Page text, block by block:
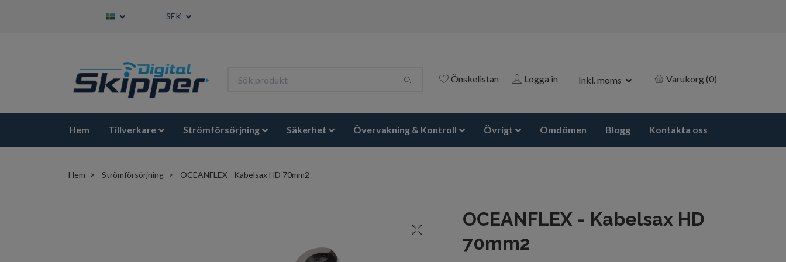
SEK
Önskelistan Logga in Inkl. moms Varukorg(0)
Hem Tillverkare Strömförsörjning Säkerhet Övervakning & Kontroll Övrigt Omdömen Blogg Kontakta oss
Hem Strömförsörjning OCEANFLEX - Kabelsax HD 70mm2
OCEANFLEX - Kabelsax HD
70mm2